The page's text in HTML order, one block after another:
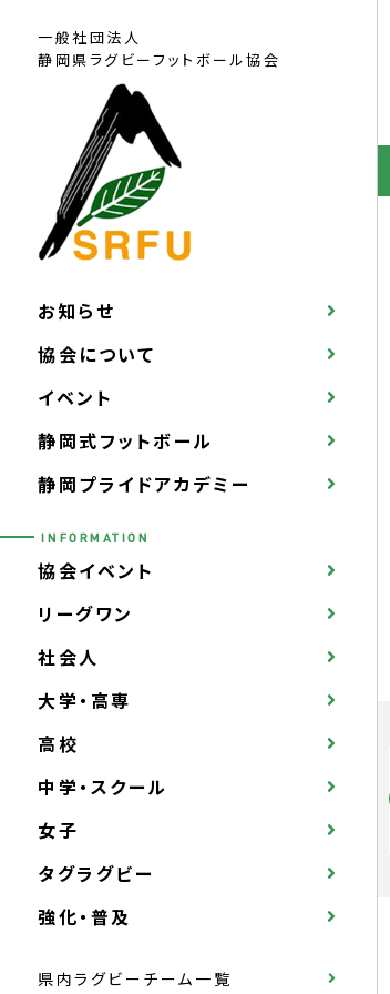
一般社団法人
静岡県ラグビーフットボール協会
お知らせ
協会について
イベント
静岡式フットボール
静岡プライドアカデミー
INFORMATION
協会イベント
リーグワン
社会人
大学・高専
高校
中学・スクール
女子
タグラグビー
強化・普及
県内ラグビーチーム一覧